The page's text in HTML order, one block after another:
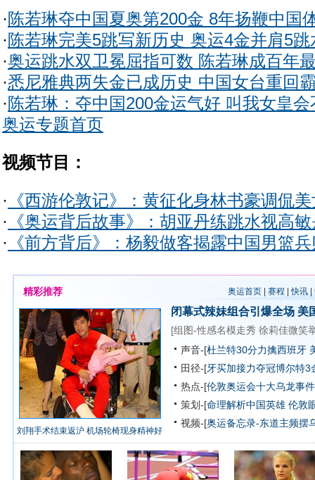
·陈若琳夺中国夏奥第200金 8年扬鞭中国
·陈若琳完美5跳写新历史 奥运4金并肩5跳
·奥运跳水双卫冕屈指可数 陈若琳成百年
·悉尼雅典两失金已成历史 中国女台重回
·陈若琳：夺中国200金运气好 叫我女皇会
奥运专题首页
视频节目：
· 《西游伦敦记》：黄征化身林书豪调侃
· 《奥运背后故事》：胡亚丹练跳水视高
· 《前方背后》：杨毅做客揭露中国男篮
精彩推荐 奥运首页| 赛程 |快讯|
刘翔手术结束返沪 机场轮椅现身精神好
闭幕式辣妹组合引爆全场 美
[组图-性感名模走秀 徐莉佳微笑
声音-[杜兰特30分力擒西班牙
田径-[牙买加接力夺冠博尔特3
热点-[伦敦奥运会十大乌龙事件
策划-[命理解析中国英雄 伦敦
视频-[奥运备忘录-东道主频摆